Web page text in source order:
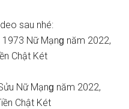
ѕau nhé:
1973 Nữ Mạnɡ năm 2022,
Chật Két
Nữ Mạnɡ năm 2022,
Chật Két